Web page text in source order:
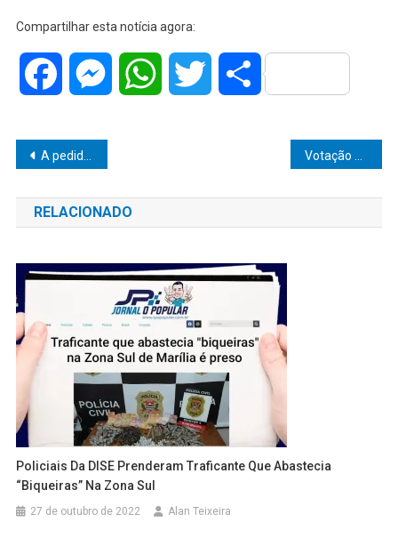
Compartilhar esta notícia agora:
Facebook MessengerWhatsAppTwitter Share
Navegação
de
Post
A pedido de Vinicius Camarinha, Governo apresenta projeto para contratações na Famema e bolsa para estudantes Votação do Orçamento 2023 é adiada para terça-feira
RELACIONADO
Policiais Da DISE Prenderam Traficante Que Abastecia
“biqueiras” Na Zona Sul
27 de outubro de 2022 Alan Teixeira